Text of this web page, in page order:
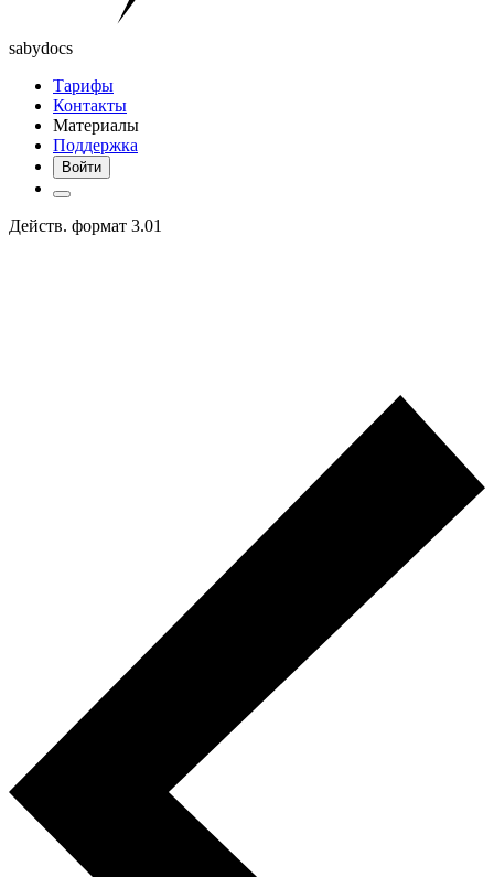
sabydocs
Тарифы
Контакты
Материалы
Поддержка
Войти
Действ. формат 3.01